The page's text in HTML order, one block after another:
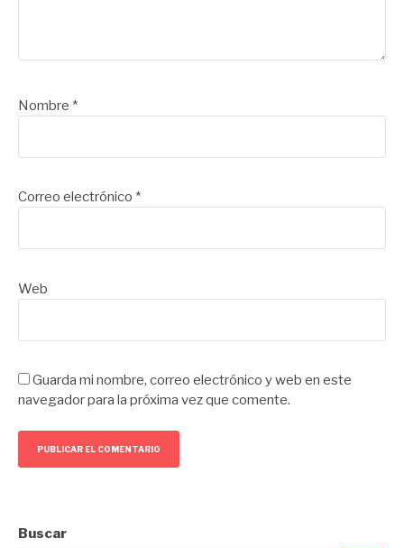
Nombre *
Correo electrónico *
Web
Guarda mi nombre, correo electrónico y web en este
navegador para la próxima vez que comente.
Buscar